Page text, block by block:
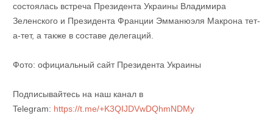
состоялась встреча Президента Украины Владимира
Зеленского и Президента Франции Эмманюэля Макрона тет-
а-тет, а также в составе делегаций.
Фото: официальный сайт Президента Украины
Подписывайтесь на наш канал в
Telegram: https://t.me/+K3QIJDVwDQhmNDMy